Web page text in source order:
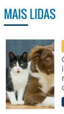
MAIS LIDAS